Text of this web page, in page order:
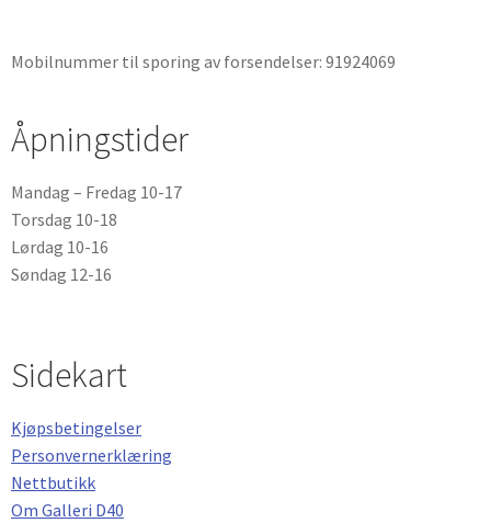
Mobilnummer til sporing av forsendelser: 91924069
Åpningstider
Mandag – Fredag 10-17
Torsdag 10-18
Lørdag 10-16
Søndag 12-16
Sidekart
Kjøpsbetingelser
Personvernerklæring
Nettbutikk
Om Galleri D40